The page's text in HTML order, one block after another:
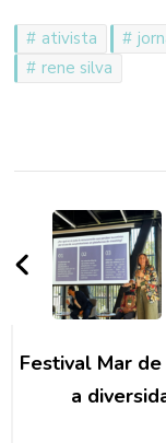
ativista
rene silva
de
post
Festival Mar
a